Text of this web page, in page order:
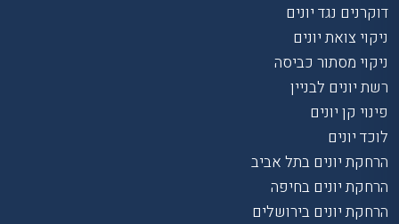
דוקרנים נגד יונים
ניקוי צואת יונים
ניקוי מסתור כביסה
רשת יונים לבניין
פינוי קן יונים
לוכד יונים
הרחקת יונים בתל אביב
הרחקת יונים בחיפה
הרחקת יונים בירושלים